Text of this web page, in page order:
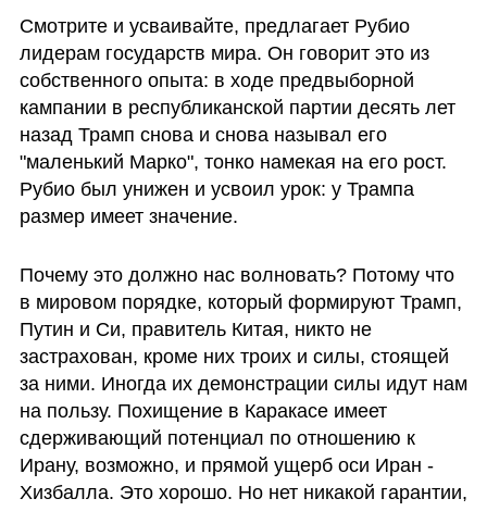
Смотрите и усваивайте, предлагает Рубио
лидерам государств мира. Он говорит это из
собственного опыта: в ходе предвыборной
кампании в республиканской партии десять лет
назад Трамп снова и снова называл его
"маленький Марко", тонко намекая на его рост.
Рубио был унижен и усвоил урок: у Трампа
размер имеет значение.
Почему это должно нас волновать? Потому что
в мировом порядке, который формируют Трамп,
Путин и Си, правитель Китая, никто не
застрахован, кроме них троих и силы, стоящей
за ними. Иногда их демонстрации силы идут нам
на пользу. Похищение в Каракасе имеет
сдерживающий потенциал по отношению к
Ирану, возможно, и прямой ущерб оси Иран -
Хизбалла. Это хорошо. Но нет никакой гарантии,